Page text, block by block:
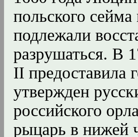
польского
подлежали
разрушаться. В
II предоставила
утвержден
российского
рыцарь в нижей